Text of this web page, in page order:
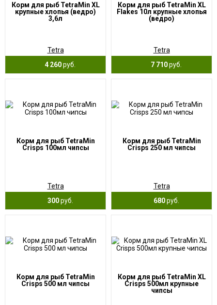
Корм для рыб TetraMin XL
крупные хлопья (ведро)
3,6л
Tetra
4 260руб.
Корм для рыб TetraMin XL
Flakes 10л крупные хлопья
(ведро)
Tetra
7 710руб.
Корм для рыб TetraMin
Crisps 100мл чипсы
Tetra
300руб.
Корм для рыб TetraMin
Crisps 250 мл чипсы
Tetra
680руб.
Корм для рыб TetraMin
Crisps 500 мл чипсы
Корм для рыб TetraMin XL
Crisps 500мл крупные
чипсы